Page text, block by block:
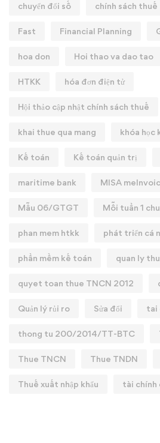
chuyển đổi số chính sách thuế
Fast Financial Planning
hoa don Hoi thao va dao tao
HTKK hóa đơn điện tử
Hội thảo cập nhật chính sách thuế
khai thue qua mang khóa học
Kế toán Kế toán quản trị
maritime bank MISA
Mẫu 06/GTGT Mỗi tuần 1
phan mem htkk phát triển cá
phần mềm kế toán quan ly
quyet toan thue TNCN 2012
Quản lý rủi ro Sửa đổi tai
thong tu 200/2014/TT-BTC
Thue TNCN Thue TNDN
Thuế xuất nhập khẩu tài chính